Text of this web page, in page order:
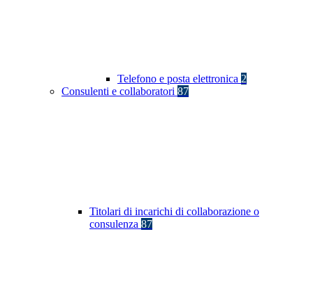
Telefono e posta elettronica 2
Consulenti e collaboratori 87
Titolari di incarichi di collaborazione o
consulenza 87